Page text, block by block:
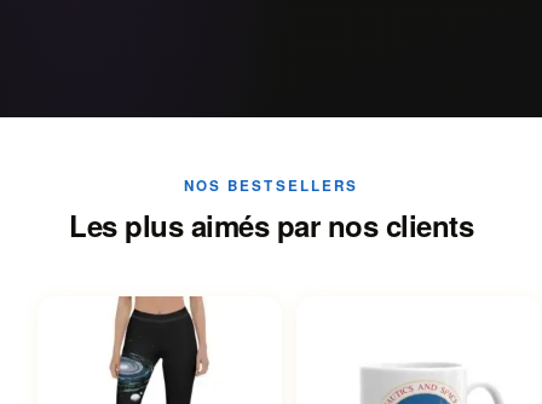
NOS BESTSELLERS
Les plus aimés par nos clients